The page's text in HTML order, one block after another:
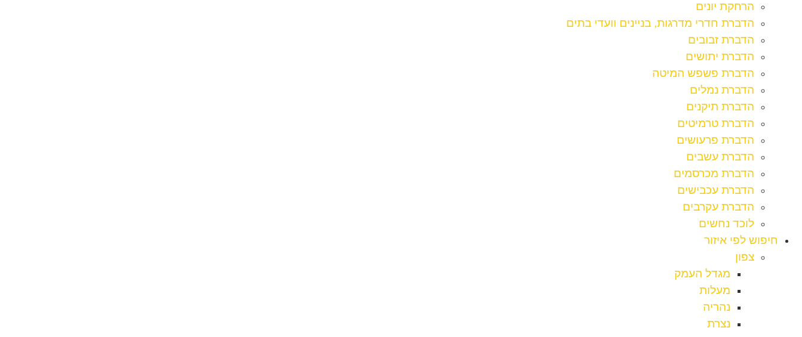
הרחקת יונים
הדברת חדרי מדרגות, בניינים וועדי בתים
הדברת זבובים
הדברת יתושים
הדברת פשפש המיטה
הדברת נמלים
הדברת תיקנים
הדברת טרמיטים
הדברת פרעושים
הדברת עשבים
הדברת מכרסמים
הדברת עכבישים
הדברת עקרבים
לוכד נחשים
חיפוש לפי איזור
צפון
מגדל העמק
מעלות
נהריה
נצרת